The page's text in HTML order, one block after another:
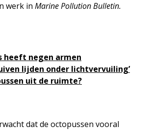
werk in Marine Pollution Bulletin.
heeft negen armen
lijden onder lichtvervuiling’
uit de ruimte?
dat de octopussen vooral